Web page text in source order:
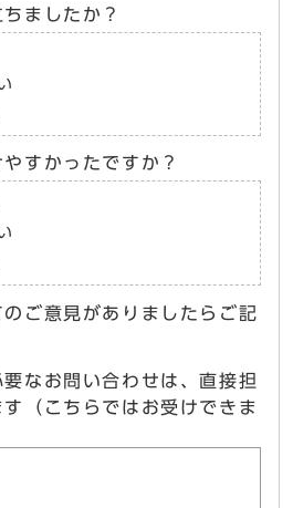
ましたか？
すかったですか？
ご意見がありましたらご記
要なお問い合わせは、直接担
（こちらではお受けできま